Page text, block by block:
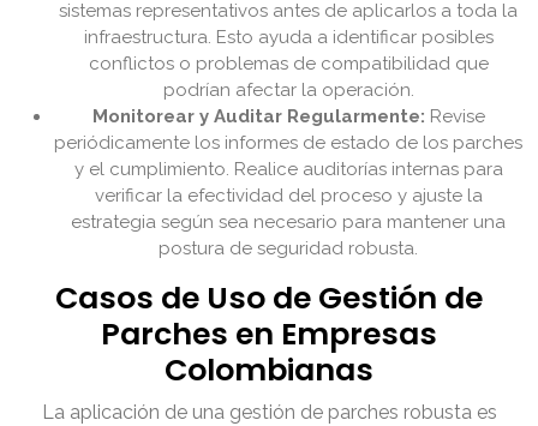
sistemas representativos antes de aplicarlos a toda la
infraestructura. Esto ayuda a identificar posibles
conflictos o problemas de compatibilidad que
podrían afectar la operación.
Monitorear y Auditar Regularmente: Revise
periódicamente los informes de estado de los parches
y el cumplimiento. Realice auditorías internas para
verificar la efectividad del proceso y ajuste la
estrategia según sea necesario para mantener una
postura de seguridad robusta.
Casos de Uso de Gestión de
Parches en Empresas
Colombianas
La aplicación de una gestión de parches robusta es